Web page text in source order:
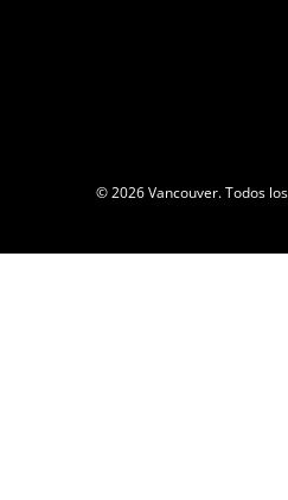
© 2026 Vancouver. Todos